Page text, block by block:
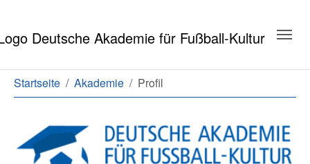
Sie sind hier:
Startseite Akademie Profil